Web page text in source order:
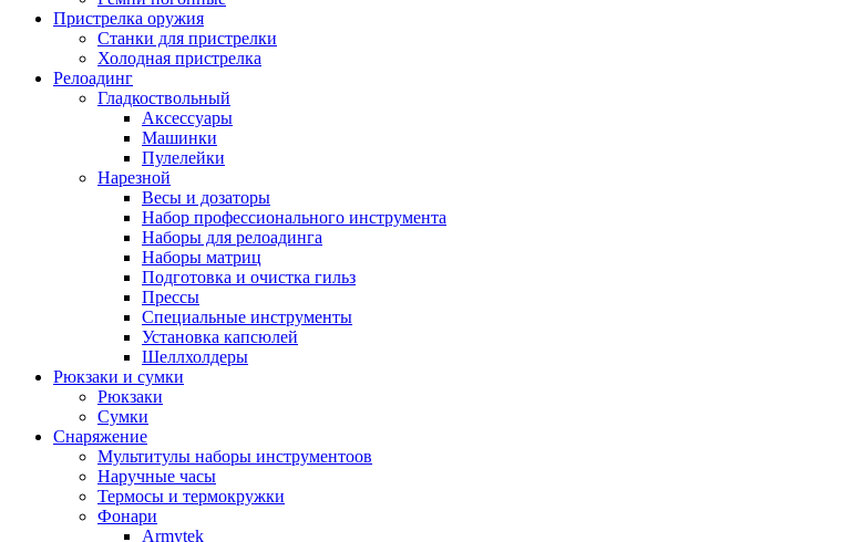
Пристрелка оружия
Станки для пристрелки
Холодная пристрелка
Релоадинг
Гладкоствольный
Аксессуары
Машинки
Пулелейки
Нарезной
Весы и дозаторы
Набор профессионального инструмента
Наборы для релоадинга
Наборы матриц
Подготовка и очистка гильз
Прессы
Специальные инструменты
Установка капсюлей
Шеллхолдеры
Рюкзаки и сумки
Рюкзаки
Сумки
Снаряжение
Мультитулы наборы инструментоов
Наручные часы
Термосы и термокружки
Фонари
Armytek